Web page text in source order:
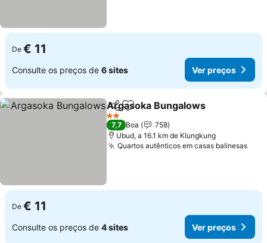
De € 11
Consulte os preços de 6 sites Ver preços
PartilharAdicionar aos favoritos
Argasoka Bungalows
2 Estrelas
7,7 Boa
758
Ubud, a 16.1 km de Klungkung
Quartos autênticos em casas balinesasVer
De € 11
Consulte os preços de 4 sites Ver preços